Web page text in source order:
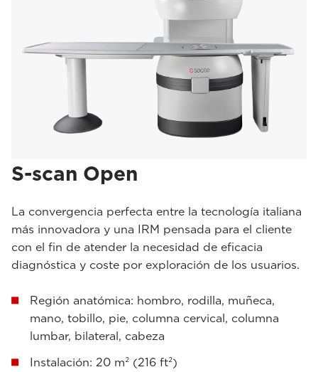
S-scan Open
La convergencia perfecta entre la tecnología italiana
más innovadora y una IRM pensada para el cliente
con el fin de atender la necesidad de eficacia
diagnóstica y coste por exploración de los usuarios.
Región anatómica: hombro, rodilla, muñeca,
mano, tobillo, pie, columna cervical, columna
lumbar, bilateral, cabeza
Instalación: 20 m² (216 ft²)